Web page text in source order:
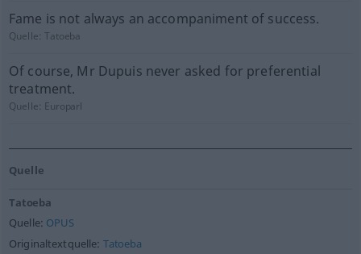
Fame is not always an accompaniment of success.
Quelle:Tatoeba
Of course, Mr Dupuis never asked for preferential
treatment.
Quelle: Europarl
Quelle
Tatoeba
Quelle: OPUS
Originaltextquelle: Tatoeba